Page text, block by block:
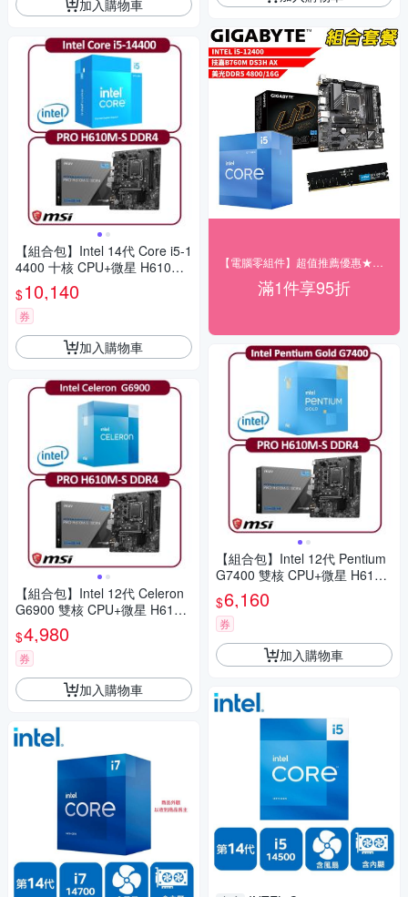
加入購物車
【組合包】Intel 14代 Core i5-1
4400 十核 CPU+微星 H610M-
S DDR4 主機板
$10,140
券
加入購物車
【組合包】Intel 12代 Celeron
G6900 雙核 CPU+微星 H610M
-S DDR4 主機板
$4,980
券
加入購物車
滿1件享95折
【組合包】Intel 12代 Pentium
G7400 雙核 CPU+微星 H610M
-S DDR4 主機板
$6,160
券
加入購物車